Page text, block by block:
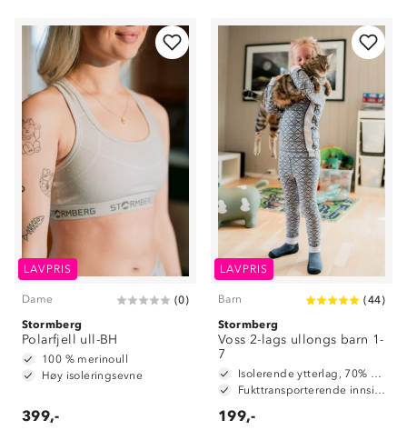
LAVPRIS
Dame (0)
Stormberg
Polarfjell ull-BH
100 % merinoull
Høy isoleringsevne
399,-
LAVPRIS
Barn (44)
Stormberg
Voss 2-lags ullongs barn 1-
7
Isolerende ytterlag, 70% merinoull / 30% polyester
Fukttransporterende innside, 100% polyester
199,-